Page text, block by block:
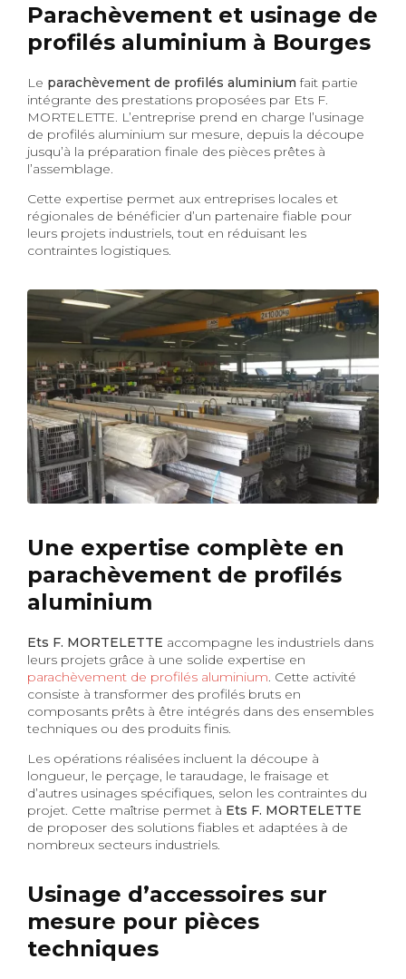
Parachèvement et usinage de
profilés aluminium à Bourges
Le parachèvement de profilés aluminium fait partie
intégrante des prestations proposées par Ets F.
MORTELETTE. L’entreprise prend en charge l’usinage
de profilés aluminium sur mesure, depuis la découpe
jusqu’à la préparation finale des pièces prêtes à
l’assemblage.
Cette expertise permet aux entreprises locales et
régionales de bénéficier d’un partenaire fiable pour
leurs projets industriels, tout en réduisant les
contraintes logistiques.
Une expertise complète en
parachèvement de profilés
aluminium
Ets F. MORTELETTE accompagne les industriels dans
leurs projets grâce à une solide expertise en
parachèvement de profilés aluminium. Cette activité
consiste à transformer des profilés bruts en
composants prêts à être intégrés dans des ensembles
techniques ou des produits finis.
Les opérations réalisées incluent la découpe à
longueur, le perçage, le taraudage, le fraisage et
d’autres usinages spécifiques, selon les contraintes du
projet. Cette maîtrise permet à Ets F. MORTELETTE
de proposer des solutions fiables et adaptées à de
nombreux secteurs industriels.
Usinage d’accessoires sur
mesure pour pièces
techniques